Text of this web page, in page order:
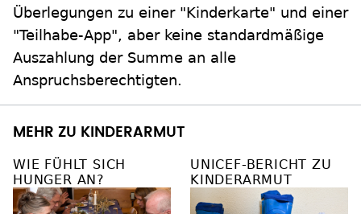
Überlegungen zu einer "Kinderkarte" und einer
"Teilhabe-App", aber keine standardmäßige
Auszahlung der Summe an alle
Anspruchsberechtigten.
MEHR ZU KINDERARMUT
WIE FÜHLT SICH
HUNGER AN?
UNICEF-BERICHT ZU
KINDERARMUT